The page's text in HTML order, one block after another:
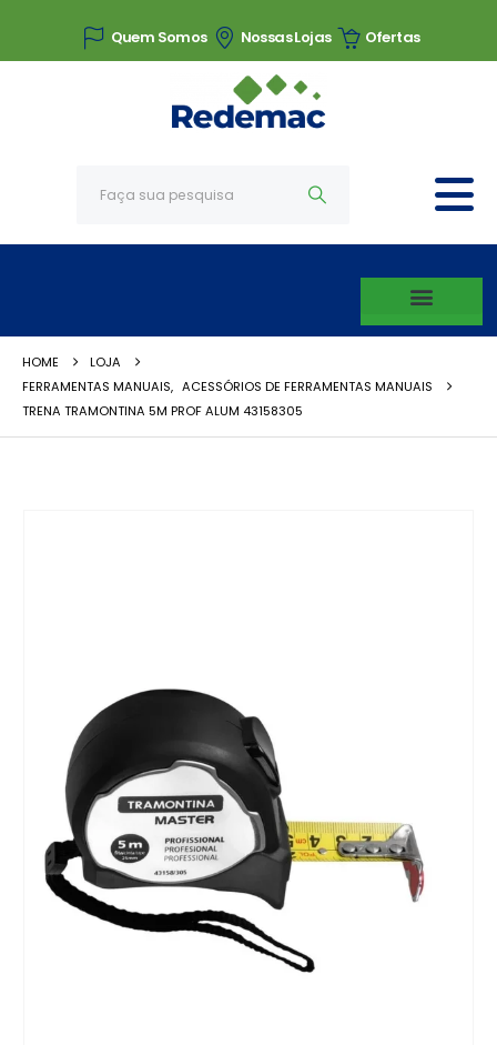
Quem Somos Nossas Lojas Ofertas
HOME
LOJA
FERRAMENTAS MANUAIS, ACESSÓRIOS DE FERRAMENTAS MANUAIS
TRENA TRAMONTINA 5M PROF ALUM 43158305